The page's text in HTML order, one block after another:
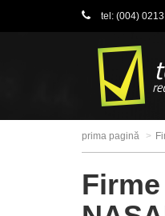
tel: (004)
prima pagină